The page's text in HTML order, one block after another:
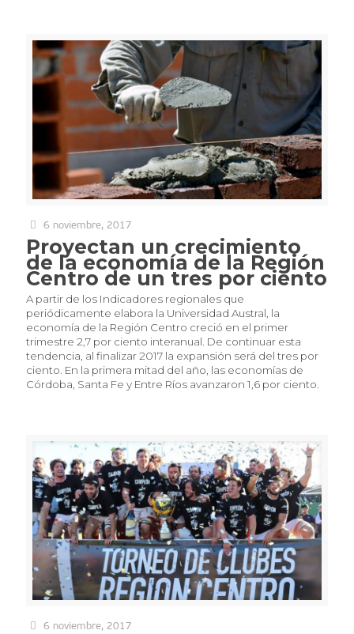
6 noviembre, 2017
Proyectan un crecimiento
de la economía de la Región
Centro de un tres por ciento
A partir de los Indicadores regionales que
periódicamente elabora la Universidad Austral, la
economía de la Región Centro creció en el primer
trimestre 2,7 por ciento interanual. De continuar esta
tendencia, al finalizar 2017 la expansión será del tres por
ciento. En la primera mitad del año, las economías de
Córdoba, Santa Fe y Entre Ríos avanzaron 1,6 por ciento.
6 noviembre, 2017